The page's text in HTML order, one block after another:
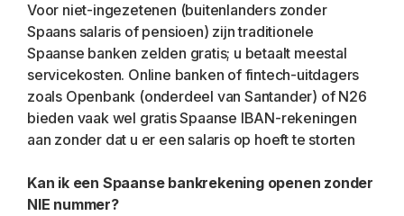
Voor niet-ingezetenen (buitenlanders zonder
Spaans salaris of pensioen) zijn traditionele
Spaanse banken zelden gratis; u betaalt meestal
servicekosten. Online banken of fintech-uitdagers
zoals Openbank (onderdeel van Santander) of N26
bieden vaak wel gratis Spaanse IBAN-rekeningen
aan zonder dat u er een salaris op hoeft te storten
Kan ik een Spaanse bankrekening openen zonder
NIE nummer?